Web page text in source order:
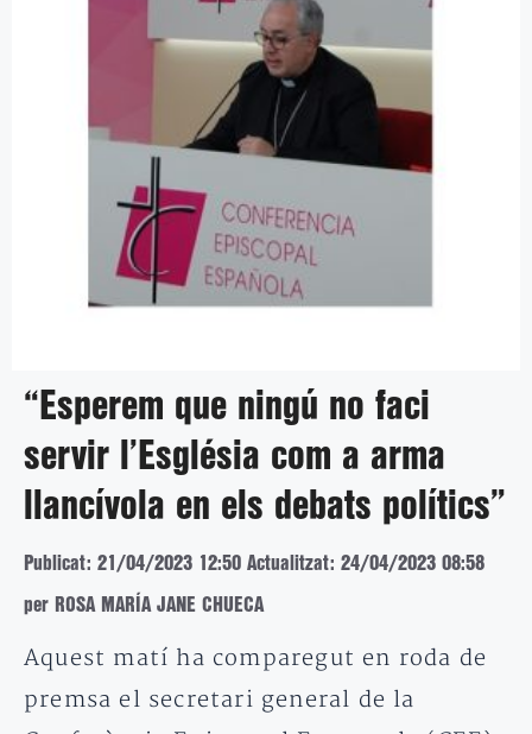
“Esperem que ningú no faci
servir l’Església com a arma
llancívola en els debats polítics”
Publicat: 21/04/2023 12:50 Actualitzat: 24/04/2023 08:58
per ROSA MARÍA JANE CHUECA
Aquest matí ha comparegut en roda de
premsa el secretari general de la